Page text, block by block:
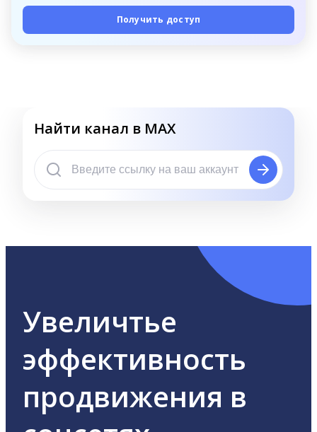
Получить доступ
Найти канал в MAX
Увеличтье
эффективность
продвижения в